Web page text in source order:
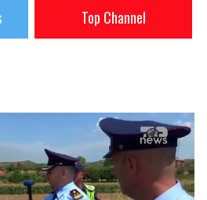
Top Channel